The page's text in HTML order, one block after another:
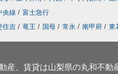
央線 / 富士急行
住吉 / 竜王 / 国母 / 常永 / 南甲府 / 東
産、賃貸は山梨県の丸和不動